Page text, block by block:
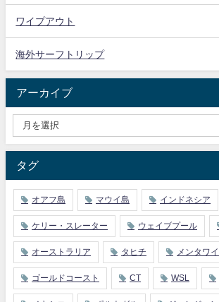
ワイプアウト
海外サーフトリップ
アーカイブ
タグ
オアフ島 マウイ島 インドネシア
ケリー・スレーター ウェイブプール
オーストラリア タヒチ メンタワ
ゴールドコースト CT WSL